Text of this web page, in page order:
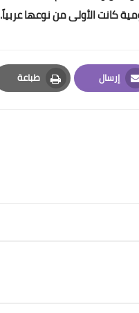
كانت الأولى من نوعها عربياً.
إرسال
Email
طباعة
Print